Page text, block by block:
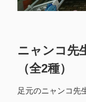
ニャンコ先
（全2種）
足元のニャンコ先